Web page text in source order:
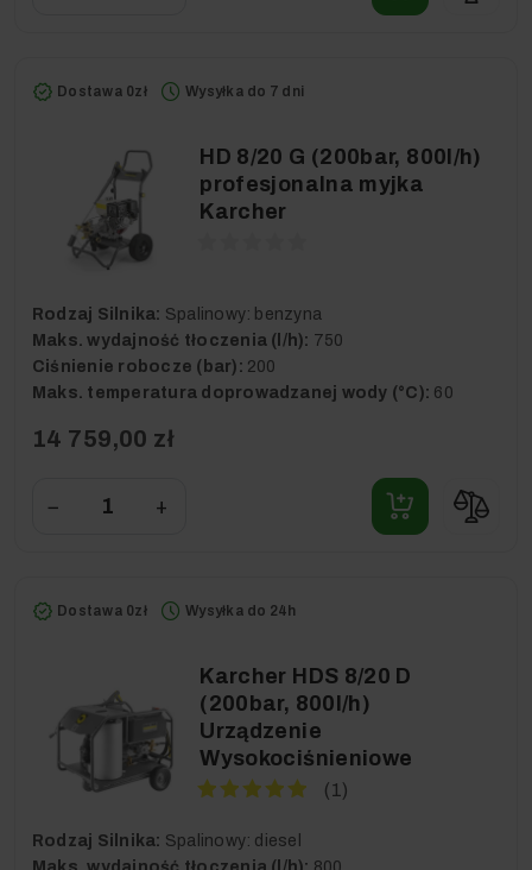
Dostawa 0zł Wysyłka do 7 dni
HD 8/20 G (200bar, 800l/h)
profesjonalna myjka
Karcher
Rodzaj Silnika: Spalinowy: benzyna
Maks. wydajność tłoczenia (l/h): 750
Ciśnienie robocze (bar): 200
Maks. temperatura doprowadzanej wody (°C): 60
14 759,00 zł
− +
Dostawa 0zł Wysyłka do 24h
Karcher HDS 8/20 D
(200bar, 800l/h)
Urządzenie
Wysokociśnieniowe
(1)
Rodzaj Silnika: Spalinowy: diesel